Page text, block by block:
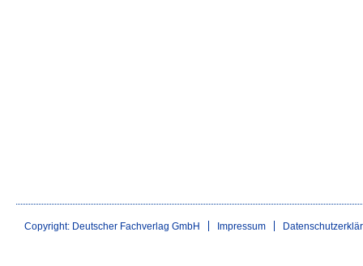
Copyright: Deutscher Fachverlag GmbH Impressum